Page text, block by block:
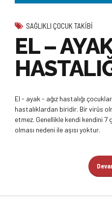
SAĞLIKLI ÇOCUK TAKIBI
EL –
El - ayak - ağız hastalığı
hastalıklardan biridir. Bir virüs
etmez. Genellikle kendi kendini 7
olması nedeni ile aşısı yoktur.